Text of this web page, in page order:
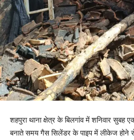
शहपुरा थाना क्षेत्र के बिलगांव में शनिवार सुबह
बनाते समय गैस सिलेंडर के पाइप में लीकेज